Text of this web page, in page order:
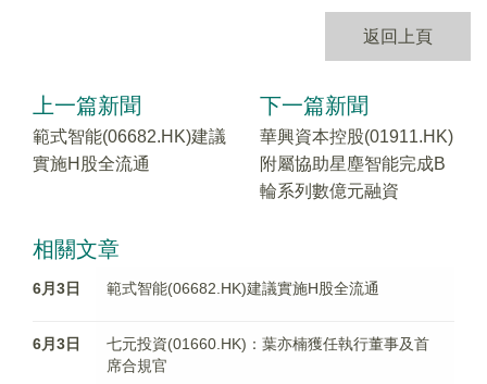
返回上頁
上一篇新聞
範式智能(06682.HK)建議
實施H股全流通
下一篇新聞
華興資本控股(01911.HK)
附屬協助星塵智能完成B
輪系列數億元融資
相關文章
6月3日 範式智能(06682.HK)建議實施H股全流通
6月3日
七元投資(01660.HK)：葉亦楠獲任執行董事及首
席合規官